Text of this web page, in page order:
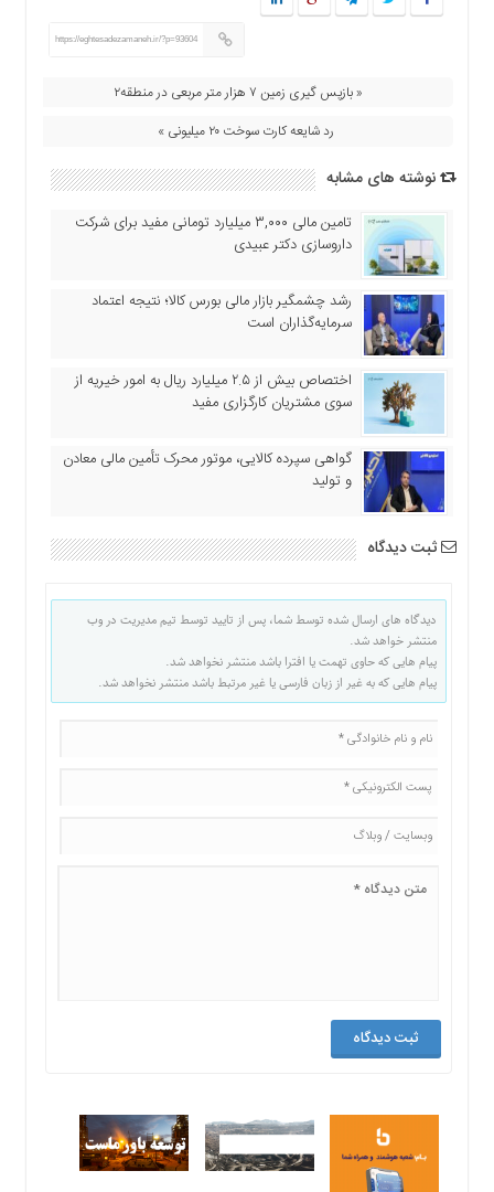
https://eghtesadezamaneh.ir/?p=93604
« بازپس گیری زمین ۷ هزار متر مربعی در منطقه۲
رد شایعه کارت سوخت ۲۰ میلیونی »
نوشته های مشابه
تامین مالی ۳,۰۰۰ میلیارد تومانی مفید برای شرکت
داروسازی دکتر عبیدی
رشد چشمگیر بازار مالی بورس کالا؛ نتیجه اعتماد
سرمایه‌گذاران است
اختصاص بیش از ۲.۵ میلیارد ریال به امور خیریه از
سوی مشتریان کارگزاری مفید
گواهی سپرده کالایی، موتور محرک تأمین مالی معادن
و تولید
ثبت دیدگاه
دیدگاه های ارسال شده توسط شما، پس از تایید توسط تیم مدیریت در وب
منتشر خواهد شد.
پیام هایی که حاوی تهمت یا افترا باشد منتشر نخواهد شد.
پیام هایی که به غیر از زبان فارسی یا غیر مرتبط باشد منتشر نخواهد شد.